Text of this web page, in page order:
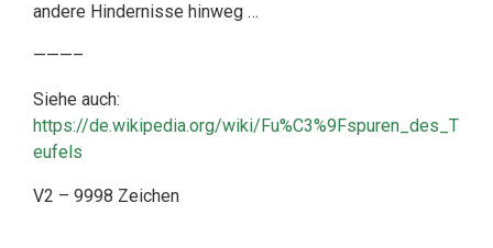
andere Hindernisse hinweg …
———–
Siehe auch:
https://de.wikipedia.org/wiki/Fu%C3%9Fspuren_des_T
eufels
V2 – 9998 Zeichen